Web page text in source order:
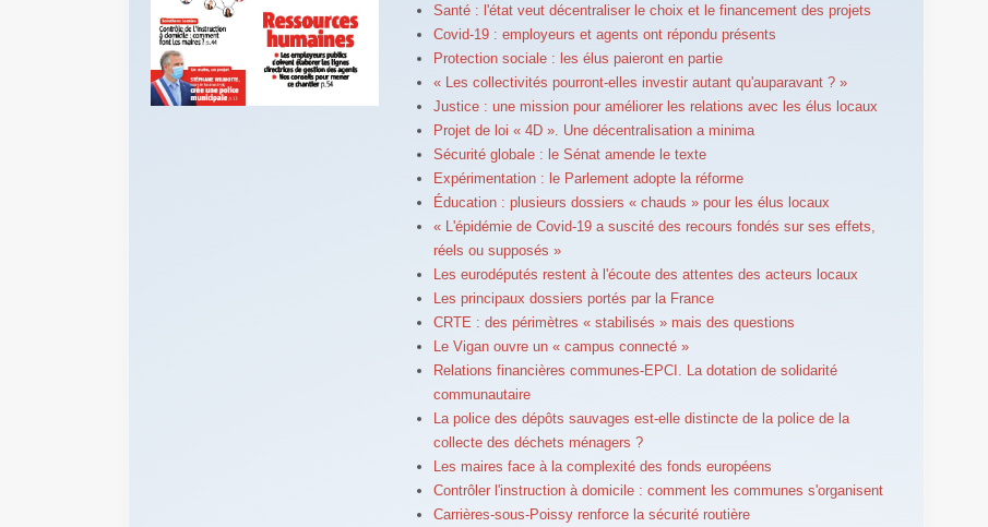
Santé : l'état veut décentraliser le choix et le financement des projets
Covid-19 : employeurs et agents ont répondu présents
Protection sociale : les élus paieront en partie
« Les collectivités pourront-elles investir autant qu'auparavant ? »
Justice : une mission pour améliorer les relations avec les élus locaux
Projet de loi « 4D ». Une décentralisation a minima
Sécurité globale : le Sénat amende le texte
Expérimentation : le Parlement adopte la réforme
Éducation : plusieurs dossiers « chauds » pour les élus locaux
« L'épidémie de Covid-19 a suscité des recours fondés sur ses effets,
réels ou supposés »
Les eurodéputés restent à l'écoute des attentes des acteurs locaux
Les principaux dossiers portés par la France
CRTE : des périmètres « stabilisés » mais des questions
Le Vigan ouvre un « campus connecté »
Relations financières communes-EPCI. La dotation de solidarité
communautaire
La police des dépôts sauvages est-elle distincte de la police de la
collecte des déchets ménagers ?
Les maires face à la complexité des fonds européens
Contrôler l'instruction à domicile : comment les communes s'organisent
Carrières-sous-Poissy renforce la sécurité routière